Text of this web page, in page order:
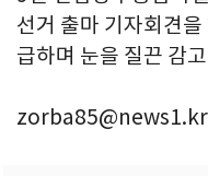
선거 출마 기자회견
급하며 눈을 질끈 감
zorba85@news1.kr